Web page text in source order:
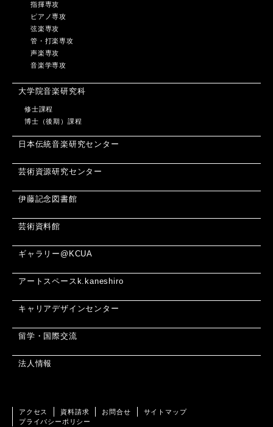
指揮専攻
ピアノ専攻
弦楽専攻
管・打楽専攻
声楽専攻
音楽学専攻
大学院音楽研究科
修士課程
博士（後期）課程
日本伝統音楽研究センター
芸術資源研究センター
伊藤記念図書館
芸術資料館
ギャラリー@KCUA
アートスペースk.kaneshiro
キャリアデザインセンター
留学・国際交流
法人情報
アクセス 資料請求 お問合せ
サイトマップ
プライバシーポリシー